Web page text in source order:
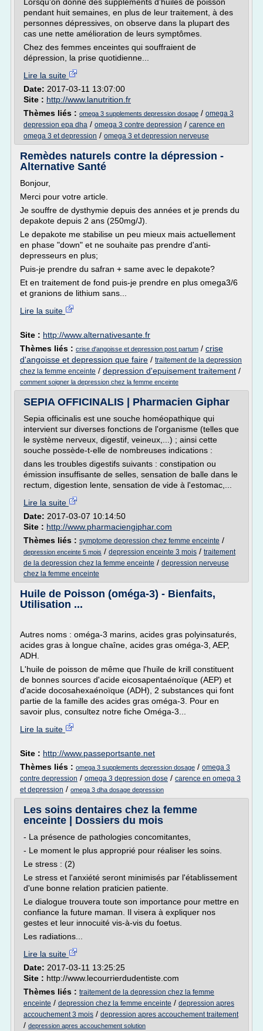
pendant huit semaines, en plus de leur traitement, à des
personnes dépressives, on observe dans la plupart des
cas une nette amélioration de leurs symptômes.
Chez des femmes enceintes qui souffraient de
dépression, la prise quotidienne...
Lire la suite
Date: 2017-03-11 13:07:00
Site : http://www.lanutrition.fr
Thèmes liés : omega 3 supplements depression dosage / omega 3
depression epa dha / omega 3 contre depression / carence en
omega 3 et depression / omega 3 et depression nerveuse
Remèdes naturels contre la dépression -
Alternative Santé
Bonjour,
Merci pour votre article.
Je souffre de dysthymie depuis des années et je prends du
depakote depuis 2 ans (250mg/J).
Le depakote me stabilise un peu mieux mais actuellement
en phase "down" et ne souhaite pas prendre d'anti-
depresseurs en plus;
Puis-je prendre du safran + same avec le depakote?
Et en traitement de fond puis-je prendre en plus omega3/6
et granions de lithium sans...
Lire la suite
Site : http://www.alternativesante.fr
Thèmes liés : crise d'angoisse et depression post partum / crise
d'angoisse et depression que faire / traitement de la depression
chez la femme enceinte / depression d'epuisement traitement /
comment soigner la depression chez la femme enceinte
SEPIA OFFICINALIS | Pharmacien Giphar
Sepia officinalis est une souche homéopathique qui
intervient sur diverses fonctions de l'organisme (telles que
le système nerveux, digestif, veineux,...) ; ainsi cette
souche possède-t-elle de nombreuses indications :
dans les troubles digestifs suivants : constipation ou
émission insuffisante de selles, sensation de balle dans le
rectum, digestion lente, sensation de vide à l'estomac,...
Lire la suite
Date: 2017-03-07 10:14:50
Site : http://www.pharmaciengiphar.com
Thèmes liés : symptome depression chez femme enceinte /
depression enceinte 5 mois / depression enceinte 3 mois / traitement
de la depression chez la femme enceinte / depression nerveuse
chez la femme enceinte
Huile de Poisson (oméga-3) - Bienfaits,
Utilisation ...
Autres noms : oméga-3 marins, acides gras polyinsaturés,
acides gras à longue chaîne, acides gras oméga-3, AEP,
ADH.
L'huile de poisson de même que l'huile de krill constituent
de bonnes sources d'acide eicosapentaénoïque (AEP) et
d'acide docosahexaénoïque (ADH), 2 substances qui font
partie de la famille des acides gras oméga-3. Pour en
savoir plus, consultez notre fiche Oméga-3...
Lire la suite
Site : http://www.passeportsante.net
Thèmes liés : omega 3 supplements depression dosage / omega 3
contre depression / omega 3 depression dose / carence en omega 3
et depression / omega 3 dha dosage depression
Les soins dentaires chez la femme
enceinte | Dossiers du mois
- La présence de pathologies concomitantes,
- Le moment le plus approprié pour réaliser les soins.
Le stress : (2)
Le stress et l'anxiété seront minimisés par l'établissement
d'une bonne relation praticien patiente.
Le dialogue trouvera toute son importance pour mettre en
confiance la future maman. Il visera à expliquer nos
gestes et leur innocuité vis-à-vis du foetus.
Les radiations...
Lire la suite
Date: 2017-03-11 13:25:25
Site : http://www.lecourrierdudentiste.com
Thèmes liés : traitement de la depression chez la femme
enceinte / depression chez la femme enceinte / depression apres
accouchement 3 mois / depression apres accouchement traitement
/ depression apres accouchement solution